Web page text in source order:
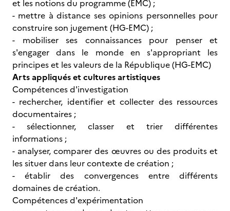
et les notions du programme (EMC) ;
- mettre à distance ses opinions personnelles pour
construire son jugement (HG-EMC) ;
- mobiliser ses connaissances pour penser et
s'engager dans le monde en s'appropriant les
principes et les valeurs de la République (HG-EMC)
Arts appliqués et cultures artistiques
Compétences d'investigation
- rechercher, identifier et collecter des ressources
documentaires ;
- sélectionner, classer et trier différentes
informations ;
- analyser, comparer des œuvres ou des produits et
les situer dans leur contexte de création ;
- établir des convergences entre différents
domaines de création.
Compétences d'expérimentation